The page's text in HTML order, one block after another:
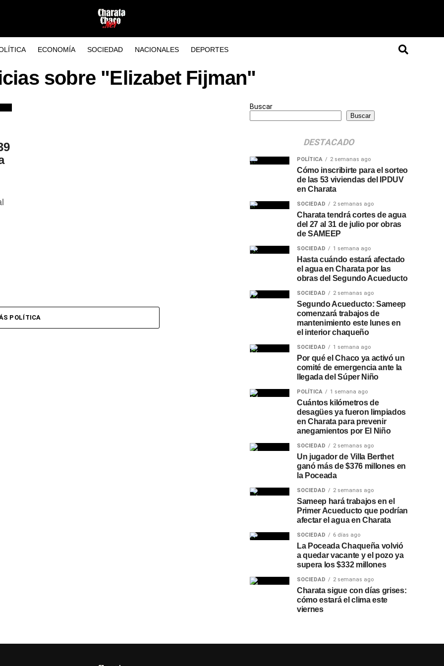
ECONOMÍA SOCIEDAD NACIONALES DEPORTES
sobre "Elizabet Fijman"
POLÍTICA
Buscar
Buscar
DESTACADO
POLÍTICA 2 semanas ago
Cómo inscribirte para el sorteo
de las 53 viviendas del IPDUV
en Charata
SOCIEDAD 2 semanas ago
Charata tendrá cortes de agua
del 27 al 31 de julio por obras
de SAMEEP
SOCIEDAD 1 semana ago
Hasta cuándo estará afectado
el agua en Charata por las
obras del Segundo Acueducto
SOCIEDAD 2 semanas ago
Segundo Acueducto: Sameep
comenzará trabajos de
mantenimiento este lunes en
el interior chaqueño
SOCIEDAD 1 semana ago
Por qué el Chaco ya activó un
comité de emergencia ante la
llegada del Súper Niño
POLÍTICA 1 semana ago
Cuántos kilómetros de
desagües ya fueron limpiados
en Charata para prevenir
anegamientos por El Niño
SOCIEDAD 2 semanas ago
Un jugador de Villa Berthet
ganó más de $376 millones en
la Poceada
SOCIEDAD 2 semanas ago
Sameep hará trabajos en el
Primer Acueducto que podrían
afectar el agua en Charata
SOCIEDAD 6 días ago
La Poceada Chaqueña volvió
a quedar vacante y el pozo ya
supera los $332 millones
SOCIEDAD 2 semanas ago
Charata sigue con días grises:
cómo estará el clima este
viernes